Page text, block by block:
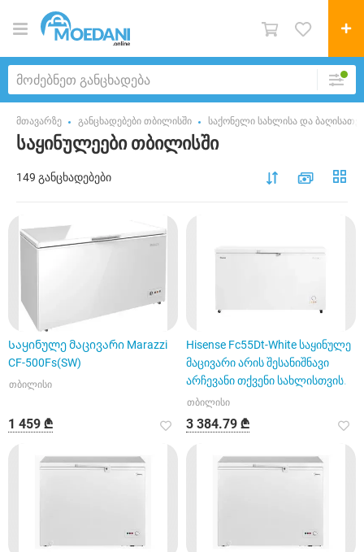
მთავარზე განცხადებები თბილისში საქონელი სახლისა და
საყინულეები თბილისში
149 განცხადებები
Საყინულე მაცივარი Marazzi
CF-500Fs(SW)
თბილისი
1 459 ₾
Hisense Fc55Dt-White საყინულე
მაცივარი არის შესანიშნავი
არჩევანი თქვენი სახლისთვის.
თბილისი
3 384.79 ₾